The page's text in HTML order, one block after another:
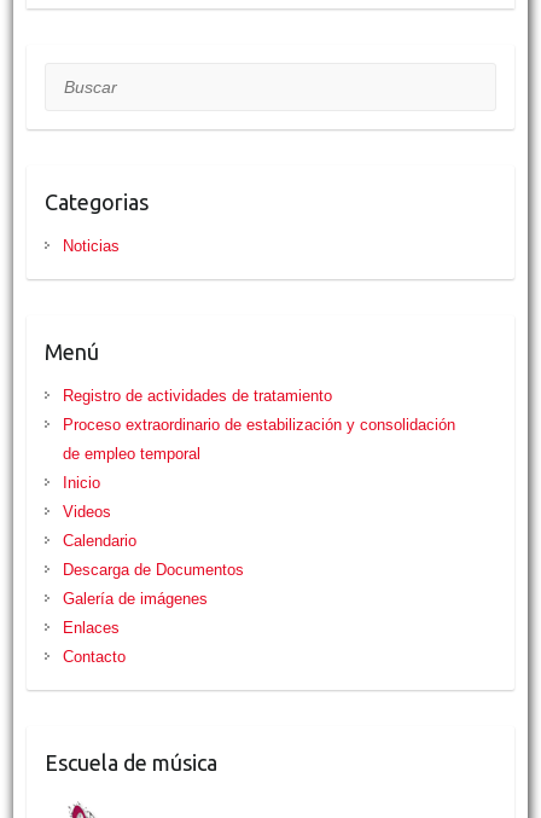
c
o
i
r
a
a
i
m
r
Buscar
Categorias
Noticias
Menú
Registro de actividades de tratamiento
Proceso extraordinario de estabilización y consolidación
de empleo temporal
Inicio
Videos
Calendario
Descarga de Documentos
Galería de imágenes
Enlaces
Contacto
Escuela de música